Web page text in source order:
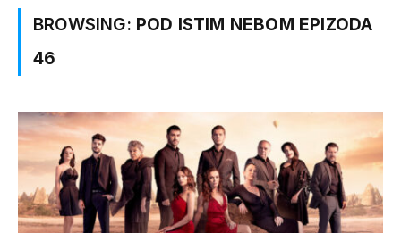
BROWSING: POD ISTIM NEBOM EPIZODA
46